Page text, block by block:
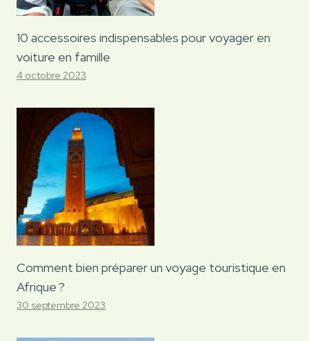
10 accessoires indispensables pour voyager en
voiture en famille
4 octobre 2023
Comment bien préparer un voyage touristique en
Afrique ?
30 septembre 2023